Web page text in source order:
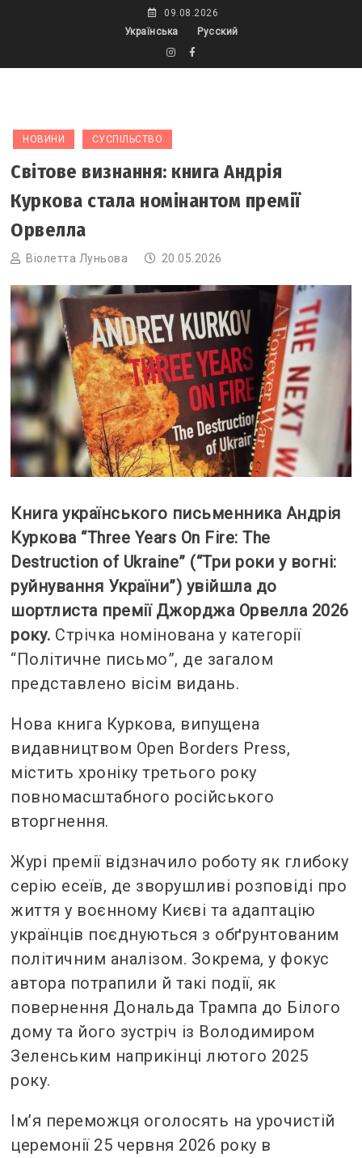
09.08.2026
Українська
Русский
НОВИНИ СУСПІЛЬСТВО
Світове визнання: книга Андрія
Куркова стала номінантом премії
Орвелла
Віолетта Луньова 20.05.2026
Книга українського письменника Андрія
Куркова “Three Years On Fire: The
Destruction of Ukraine” (“Три роки у вогні:
руйнування України”) увійшла до
шортлиста премії Джорджа Орвелла 2026
року. Стрічка номінована у категорії
“Політичне письмо”, де загалом
представлено вісім видань.
Нова книга Куркова, випущена
видавництвом Open Borders Press,
містить хроніку третього року
повномасштабного російського
вторгнення.
Журі премії відзначило роботу як глибоку
серію есеїв, де зворушливі розповіді про
життя у воєнному Києві та адаптацію
українців поєднуються з обґрунтованим
політичним аналізом. Зокрема, у фокус
автора потрапили й такі події, як
повернення Дональда Трампа до Білого
дому та його зустріч із Володимиром
Зеленським наприкінці лютого 2025
року.
Ім’я переможця оголосять на урочистій
церемонії 25 червня 2026 року в